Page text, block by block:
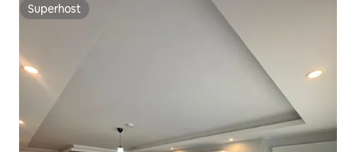
Superhost
Superhost